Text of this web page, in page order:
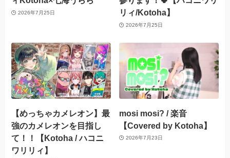
2026年7月25日
リィ/Kotoha】
2026年7月25日
【めっちゃカメレオン】最
強のカメレオンを目指し
て！！【Kotoha / ハコニ
ワリリィ】
mosi mosi? / 楽音
【Covered by Kotoha】
2026年7月23日